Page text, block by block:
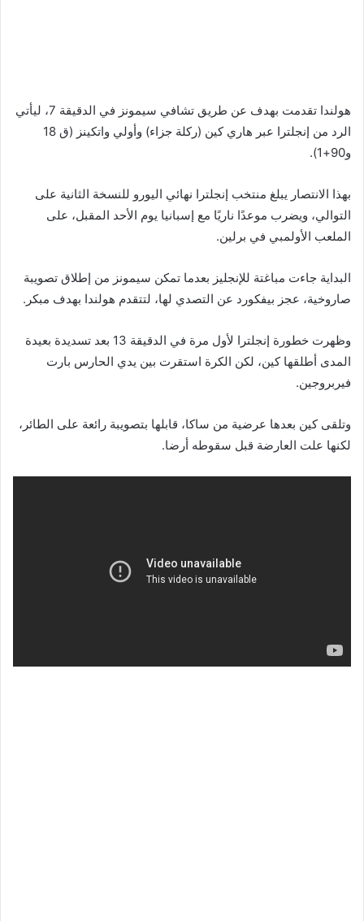
هولندا تقدمت بهدف عن طريق تشافي سيمونز في الدقيقة 7، ليأتي
الرد من إنجلترا عبر هاري كين (ركلة جزاء) وأولي واتكينز (ق 18
و90+1).
بهذا الانتصار يبلغ منتخب إنجلترا نهائي اليورو للنسخة الثانية على
التوالي، ويضرب موعدًا ناريًا مع إسبانيا يوم الأحد المقبل، على
الملعب الأولمبي في برلين.
البداية جاءت مباغتة للإنجليز بعدما تمكن سيمونز من إطلاق تصويبة
صاروخية، عجز بيفكورد عن التصدي لها، لتتقدم هولندا بهدف مبكر.
وظهرت خطورة إنجلترا لأول مرة في الدقيقة 13 بعد تسديدة بعيدة
المدى أطلقها كين، لكن الكرة استقرت بين يدي الحارس بارت
فيربروجين.
وتلقى كين بعدها عرضية من ساكا، قابلها بتصويبة رائعة على الطائر،
لكنها علت العارضة قبل سقوطه أرضا.